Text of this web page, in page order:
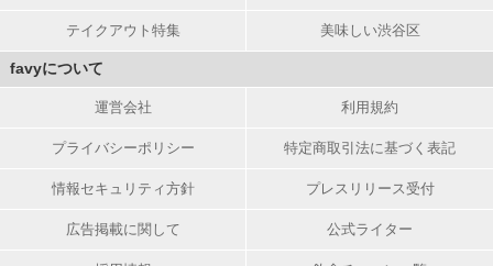
テイクアウト特集 美味しい渋谷区
favyについて
運営会社 利用規約
プライバシーポリシー 特定商取引法に基づく表記
情報セキュリティ方針 プレスリリース受付
広告掲載に関して 公式ライター